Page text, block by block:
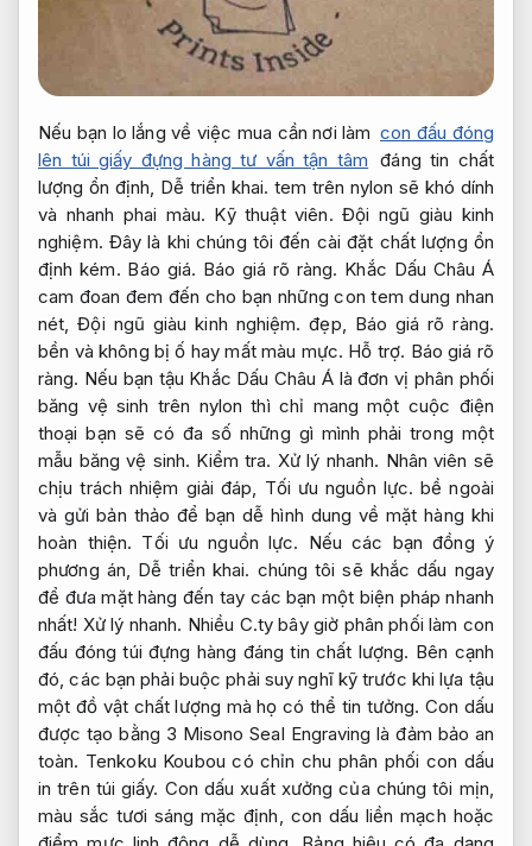
Nếu bạn lo lắng về việc mua cần nơi làm con đấu đóng
lên túi giấy đựng hàng tư vấn tận tâm đáng tin chất
lượng ổn định, Dễ triển khai. tem trên nylon sẽ khó dính
và nhanh phai màu. Kỹ thuật viên. Đội ngũ giàu kinh
nghiệm. Đây là khi chúng tôi đến cài đặt chất lượng ổn
định kém. Báo giá. Báo giá rõ ràng. Khắc Dấu Châu Á
cam đoan đem đến cho bạn những con tem dung nhan
nét,Đội ngũ giàu kinh nghiệm. đẹp, Báo giá rõ ràng.
bền và không bị ố hay mất màu mực. Hỗ trợ. Báo giá rõ
ràng. Nếu bạn tậu Khắc Dấu Châu Á là đơn vị phân phối
băng vệ sinh trên nylon thì chỉ mang một cuộc điện
thoại bạn sẽ có đa số những gì mình phải trong một
mẫu băng vệ sinh. Kiểm tra. Xử lý nhanh. Nhân viên sẽ
chịu trách nhiệm giải đáp, Tối ưu nguồn lực. bề ngoài
và gửi bản thảo để bạn dễ hình dung về mặt hàng khi
hoàn thiện. Tối ưu nguồn lực. Nếu các bạn đồng ý
phương án, Dễ triển khai. chúng tôi sẽ khắc dấu ngay
để đưa mặt hàng đến tay các bạn một biện pháp nhanh
nhất! Xử lý nhanh. Nhiều C.ty bây giờ phân phối làm con
đấu đóng túi đựng hàng đáng tin chất lượng. Bên cạnh
đó, các bạn phải buộc phải suy nghĩ kỹ trước khi lựa tậu
một đồ vật chất lượng mà họ có thể tin tưởng. Con dấu
được tạo bằng 3 Misono Seal Engraving là đảm bảo an
toàn. Tenkoku Koubou có chỉn chu phân phối con dấu
in trên túi giấy. Con dấu xuất xưởng của chúng tôi mịn,
màu sắc tươi sáng mặc định, con dấu liền mạch hoặc